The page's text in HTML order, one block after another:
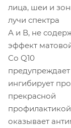
лица, шеи и
лучи спектра
А и В, не
эффект
Со Q10
ингибирует
прекрасной
оказывает